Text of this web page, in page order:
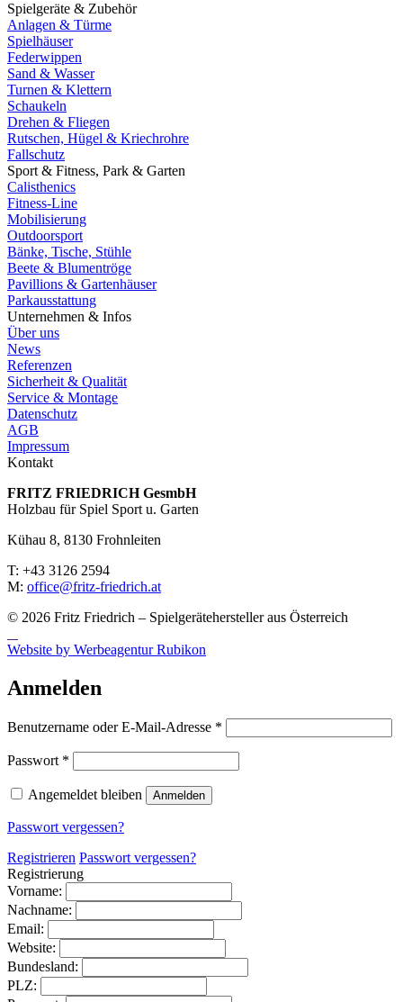
Spielgeräte & Zubehör
Anlagen & Türme
Spielhäuser
Federwippen
Sand & Wasser
Turnen & Klettern
Schaukeln
Drehen & Fliegen
Rutschen, Hügel & Kriechrohre
Fallschutz
Sport & Fitness, Park & Garten
Calisthenics
Fitness-Line
Mobilisierung
Outdoorsport
Bänke, Tische, Stühle
Beete & Blumentröge
Pavillions & Gartenhäuser
Parkausstattung
Unternehmen & Infos
Über uns
News
Referenzen
Sicherheit & Qualität
Service & Montage
Datenschutz
AGB
Impressum
Kontakt
FRITZ FRIED­RICH GesmbH
Holzbau für Spiel Sport u. Garten
Kühau 8, 8130 Frohn­leiten
T: +43 3126 2594
M: office@fritz-fried­rich.at
© 2026 Fritz Friedrich – Spielgerätehersteller aus Österreich
Website by Werbeagentur Rubikon
Anmelden
Benutzername oder E-Mail-Adresse *
Passwort *
Angemeldet bleiben Anmelden
Passwort vergessen?
Registrieren Passwort vergessen?
Registrierung
Vorname:
Nachname:
Email:
Website:
Bundesland:
PLZ: